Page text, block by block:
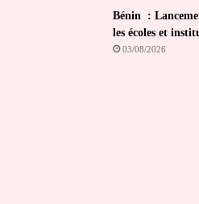
Bénin :
les écoles et
03/08/2026